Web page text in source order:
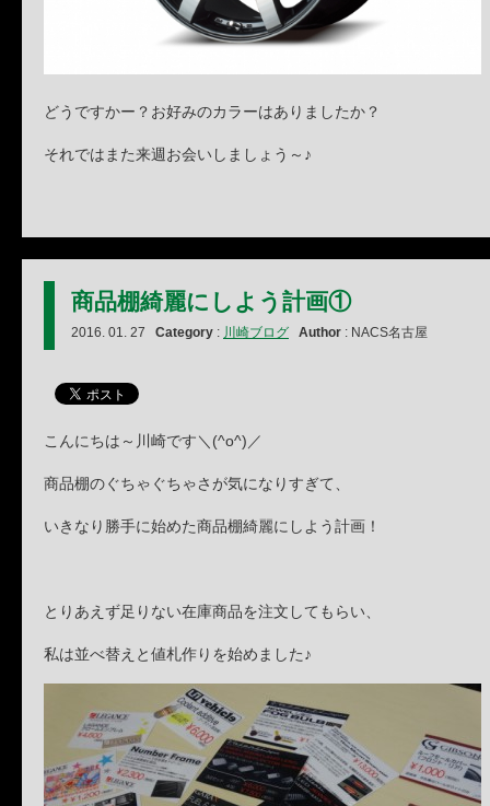
どうですかー？お好みのカラーはありましたか？
それではまた来週お会いしましょう～♪
商品棚綺麗にしよう計画①
2016. 01. 27 Category : 川崎ブログ Author : NACS名古屋
こんにちは～川崎です＼(^o^)／
商品棚のぐちゃぐちゃさが気になりすぎて、
いきなり勝手に始めた商品棚綺麗にしよう計画！
とりあえず足りない在庫商品を注文してもらい、
私は並べ替えと値札作りを始めました♪